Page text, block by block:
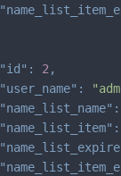
"id" : 2,
"user_name" :
"name_list_name" :
"name_list_item" :